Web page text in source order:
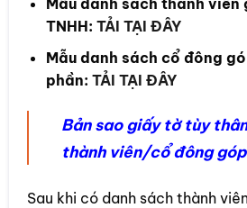
Mẫu danh sách thành
TNHH: TẢI TẠI ĐÂY
Mẫu danh sách cổ đông
phần: TẢI TẠI ĐÂY
Bản sao giấy tờ tùy
thành viên/cổ đông
Sau khi có danh sách thành